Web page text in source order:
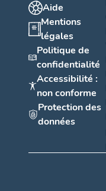
Aide
Mentions
légales
Politique de
confidentialité
Accessibilité :
non conforme
Protection des
données